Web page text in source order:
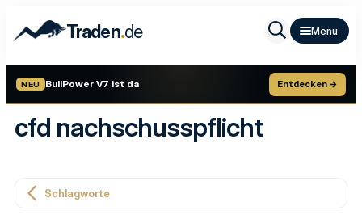
Traden.de
NEU BullPower V7 ist da Entdecken →
cfd nachschusspflicht
Schlagworte